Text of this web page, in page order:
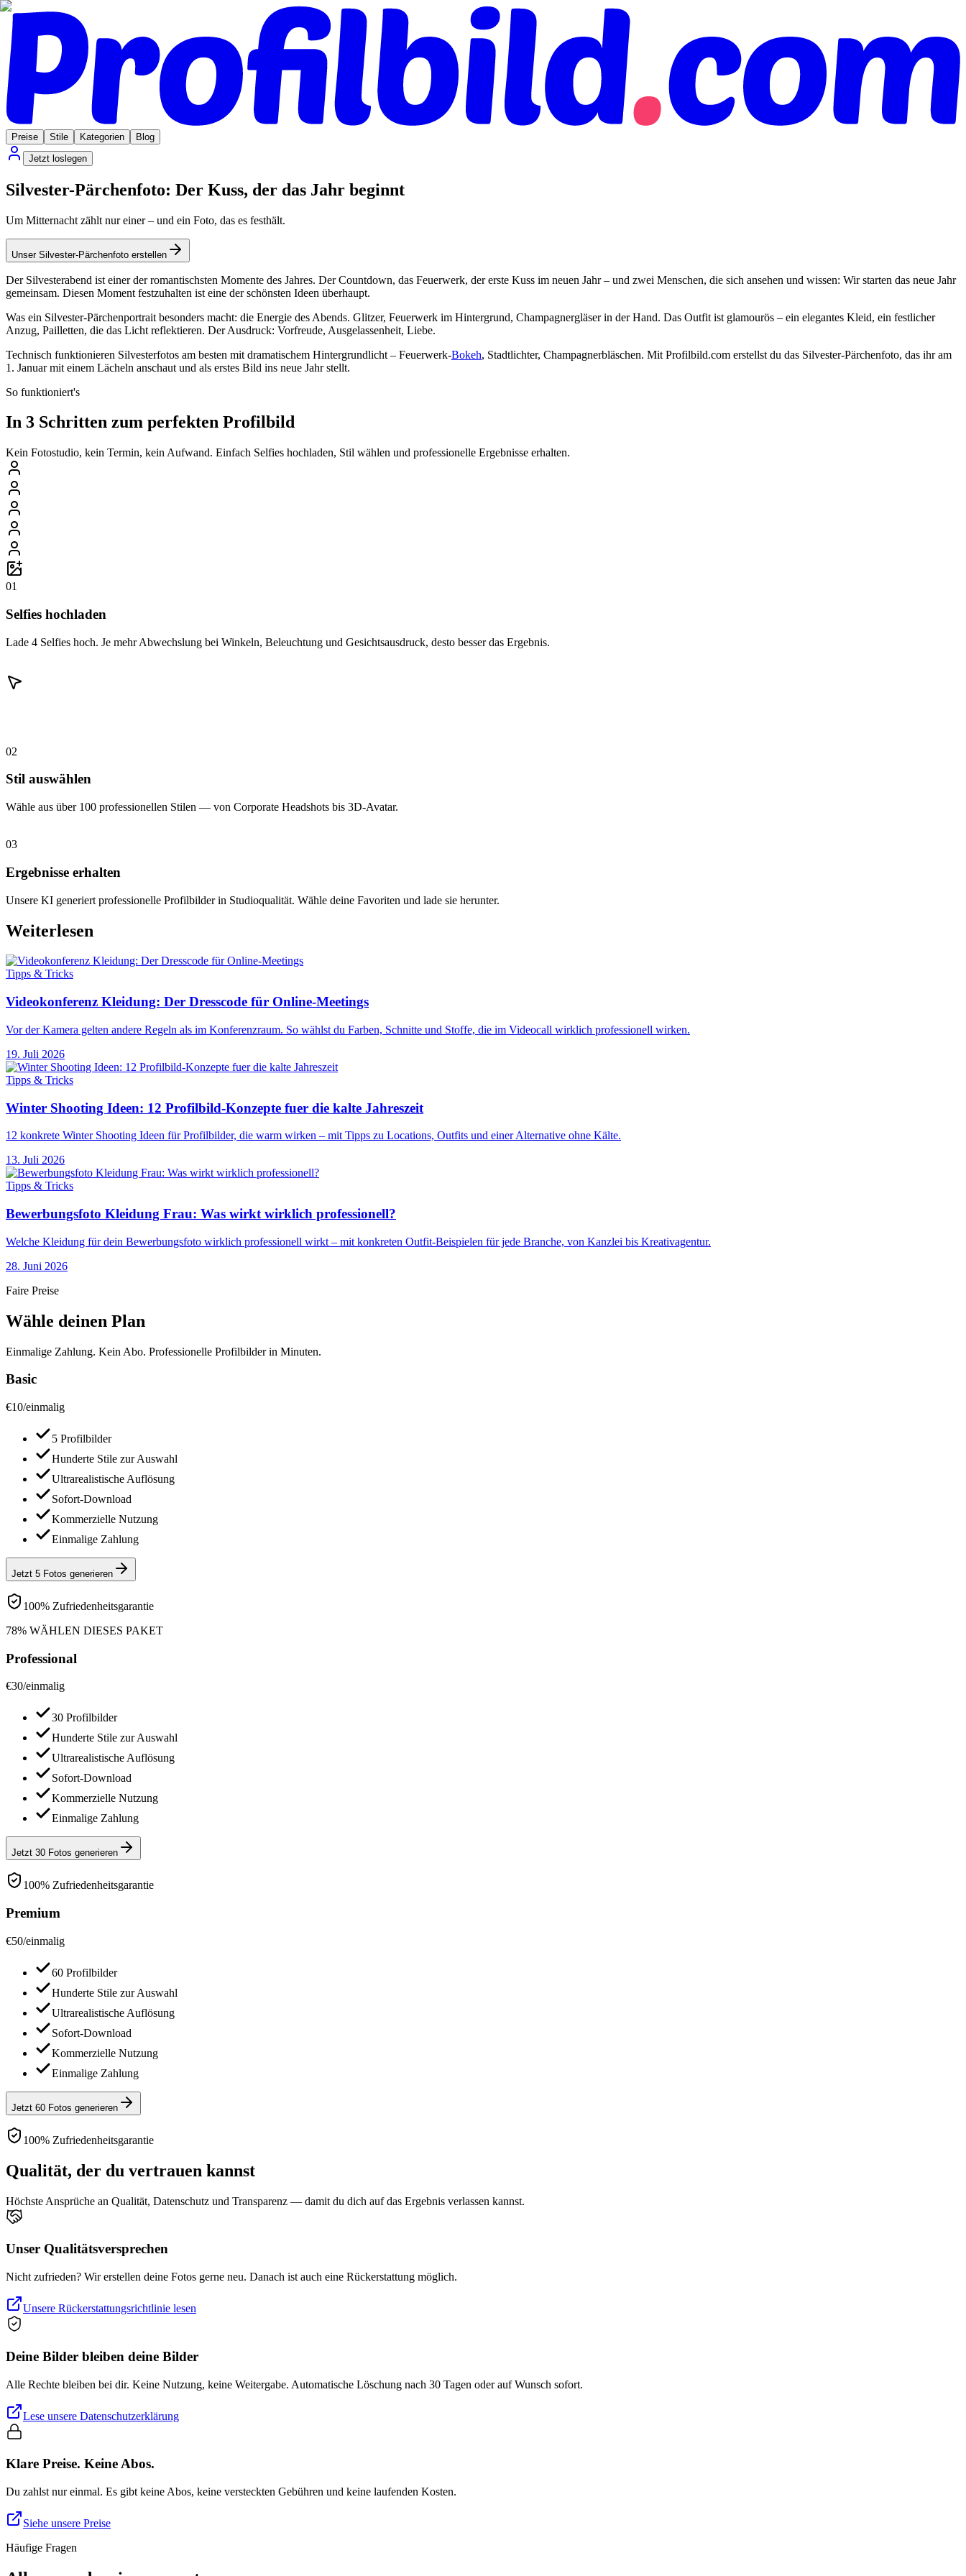
Preise Stile Kategorien
Blog
Jetzt loslegen
Silvester-Pärchenfoto: Der Kuss, der das Jahr beginnt
Um Mitternacht zählt nur einer – und ein Foto, das es festhält.
Unser Silvester-Pärchenfoto erstellen
Der Silvesterabend ist einer der romantischsten Momente des Jahres. Der Countdown, das Feuerwerk, der erste Kuss im neuen Jahr – und zwei Menschen, die sich ansehen und wissen: Wir starten das neue Jahr
gemeinsam. Diesen Moment festzuhalten ist eine der schönsten Ideen überhaupt.
Was ein Silvester-Pärchenportrait besonders macht: die Energie des Abends. Glitzer, Feuerwerk im Hintergrund, Champagnergläser in der Hand. Das Outfit ist glamourös – ein elegantes Kleid, ein festlicher
Anzug, Pailletten, die das Licht reflektieren. Der Ausdruck: Vorfreude, Ausgelassenheit, Liebe.
Technisch funktionieren Silvesterfotos am besten mit dramatischem Hintergrundlicht – Feuerwerk-Bokeh, Stadtlichter, Champagnerbläschen. Mit Profilbild.com erstellst du das Silvester-Pärchenfoto, das ihr am
1. Januar mit einem Lächeln anschaut und als erstes Bild ins neue Jahr stellt.
So funktioniert's
In 3 Schritten zum perfekten Profilbild
Kein Fotostudio, kein Termin, kein Aufwand. Einfach Selfies hochladen, Stil wählen und professionelle Ergebnisse erhalten.
01
Selfies hochladen
Lade 4 Selfies hoch. Je mehr Abwechslung bei Winkeln, Beleuchtung und Gesichtsausdruck, desto besser das Ergebnis.
02
Stil auswählen
Wähle aus über 100 professionellen Stilen — von Corporate Headshots bis 3D-Avatar.
03
Ergebnisse erhalten
Unsere KI generiert professionelle Profilbilder in Studioqualität. Wähle deine Favoriten und lade sie herunter.
Weiterlesen
Tipps & Tricks
Videokonferenz Kleidung: Der Dresscode für Online-Meetings
Vor der Kamera gelten andere Regeln als im Konferenzraum. So wählst du Farben, Schnitte und Stoffe, die im Videocall wirklich professionell wirken.
19. Juli 2026
Tipps & Tricks
Winter Shooting Ideen: 12 Profilbild-Konzepte fuer die kalte Jahreszeit
12 konkrete Winter Shooting Ideen für Profilbilder, die warm wirken – mit Tipps zu Locations, Outfits und einer Alternative ohne Kälte.
13. Juli 2026
Tipps & Tricks
Bewerbungsfoto Kleidung Frau: Was wirkt wirklich professionell?
Welche Kleidung für dein Bewerbungsfoto wirklich professionell wirkt – mit konkreten Outfit-Beispielen für jede Branche, von Kanzlei bis Kreativagentur.
28. Juni 2026
Faire Preise
Wähle deinen Plan
Einmalige Zahlung. Kein Abo. Professionelle Profilbilder in Minuten.
Basic
€10/einmalig
5 Profilbilder
Hunderte Stile zur Auswahl
Ultrarealistische Auflösung
Sofort-Download
Kommerzielle Nutzung
Einmalige Zahlung
Jetzt 5 Fotos generieren
100% Zufriedenheitsgarantie
78% WÄHLEN DIESES PAKET
Professional
€30/einmalig
30 Profilbilder
Hunderte Stile zur Auswahl
Ultrarealistische Auflösung
Sofort-Download
Kommerzielle Nutzung
Einmalige Zahlung
Jetzt 30 Fotos generieren
100% Zufriedenheitsgarantie
Premium
€50/einmalig
60 Profilbilder
Hunderte Stile zur Auswahl
Ultrarealistische Auflösung
Sofort-Download
Kommerzielle Nutzung
Einmalige Zahlung
Jetzt 60 Fotos generieren
100% Zufriedenheitsgarantie
Qualität, der du vertrauen kannst
Höchste Ansprüche an Qualität, Datenschutz und Transparenz — damit du dich auf das Ergebnis verlassen kannst.
Unser Qualitätsversprechen
Nicht zufrieden? Wir erstellen deine Fotos gerne neu. Danach ist auch eine Rückerstattung möglich.
Unsere Rückerstattungsrichtlinie lesen
Deine Bilder bleiben deine Bilder
Alle Rechte bleiben bei dir. Keine Nutzung, keine Weitergabe. Automatische Löschung nach 30 Tagen oder auf Wunsch sofort.
Lese unsere Datenschutzerklärung
Klare Preise. Keine Abos.
Du zahlst nur einmal. Es gibt keine Abos, keine versteckten Gebühren und keine laufenden Kosten.
Siehe unsere Preise
Häufige Fragen